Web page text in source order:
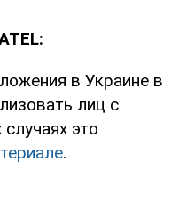
в Украине в
лиц с
это
.